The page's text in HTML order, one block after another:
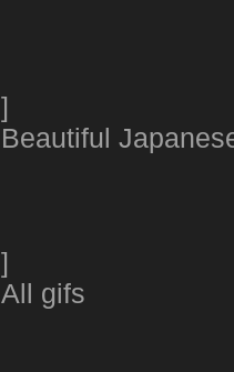
]
Beautiful
]
All gifs